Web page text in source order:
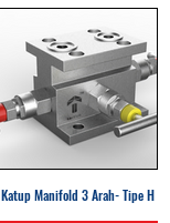
Katup Manifold 3 Arah- Tipe H